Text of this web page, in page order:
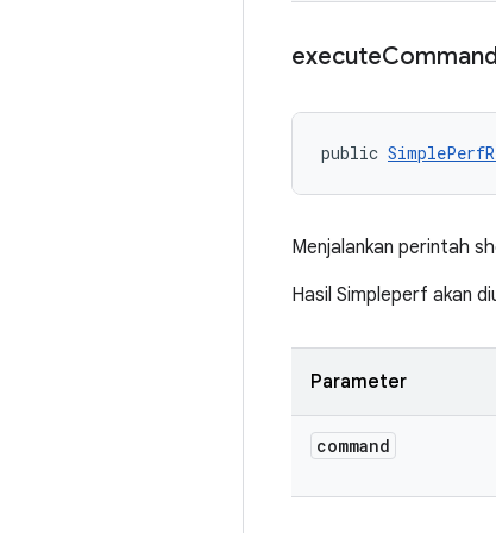
execute
public
Menjalankan perintah
Hasil Simpleperf akan
Parameter
command